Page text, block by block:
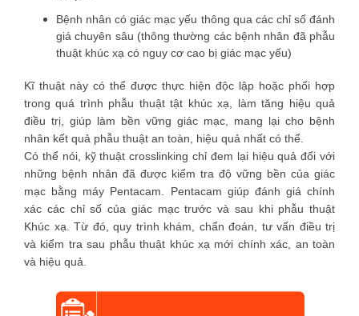
Bệnh nhân có giác mạc yếu thông qua các chỉ số đánh
giá chuyên sâu (thông thường các bệnh nhân đã phẫu
thuật khúc xạ có nguy cơ cao bị giác mạc yếu)
Kĩ thuật này có thể được thực hiện độc lập hoặc phối hợp
trong quá trình phẫu thuật tật khúc xạ, làm tăng hiệu quả
điều trị, giúp làm bền vững giác mạc, mang lại cho bệnh
nhân kết quả phẫu thuật an toàn, hiệu quả nhất có thể.
Có thể nói, kỹ thuật crosslinking chỉ đem lại hiệu quả đối với
những bệnh nhân đã được kiểm tra độ vững bền của giác
mạc bằng máy Pentacam. Pentacam giúp đánh giá chính
xác các chỉ số của giác mạc trước và sau khi phẫu thuật
Khúc xạ. Từ đó, quy trình khám, chẩn đoán, tư vấn điều trị
và kiểm tra sau phẫu thuật khúc xạ mới chính xác, an toàn
và hiệu quả.